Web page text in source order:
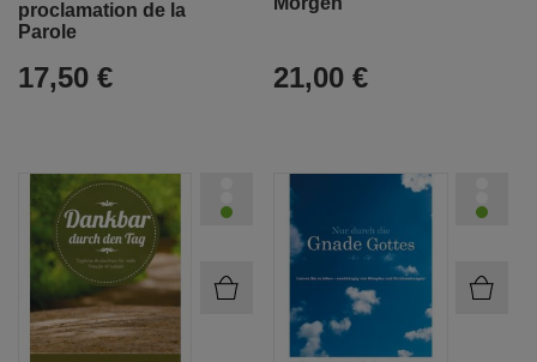
proclamation de la
Parole
17,50 € 21,00 €